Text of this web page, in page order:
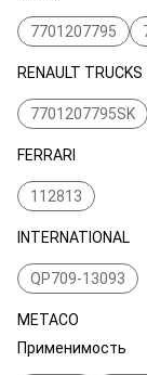
7701207795
RENAULT TRUCKS
7701207795SK
FERRARI
112813
INTERNATIONAL
QP709-13093
METACO
Применимость